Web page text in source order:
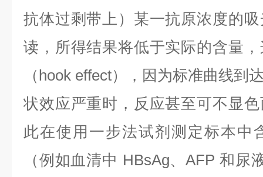
抗体过剩带上）某一抗原浓度的
读，所得结果将低于实际的含量
（hook effect），因为标准曲线到
状效应严重时，反应甚至可不显
此在使用一步法试剂测定标本中
（例如血清中 HBsAg、AFP和尿